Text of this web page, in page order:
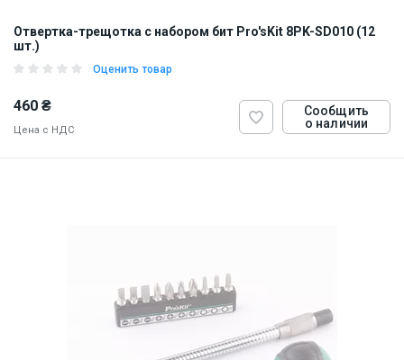
Отвертка-трещотка с набором бит Pro'sKit 8PK-SD010 (12
шт.)
Оценить товар
460 ₴
Цена с НДС
Сообщить
о наличии